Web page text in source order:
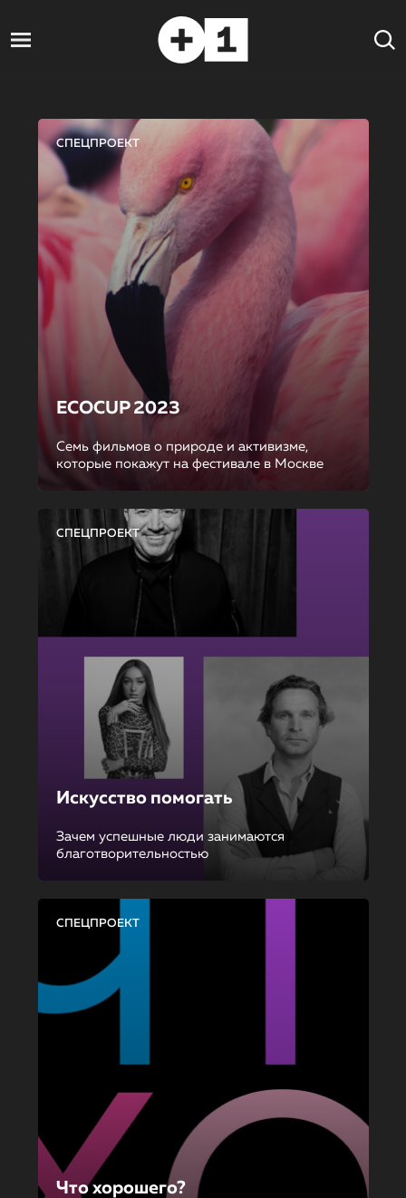
СПЕЦПРОЕКТ
ECOCUP 2023
Семь фильмов о природе и активизме,
которые покажут на фестивале в Москве
СПЕЦПРОЕКТ
Искусство помогать
Зачем успешные люди занимаются
благотворительностью
СПЕЦПРОЕКТ
Что хорошего?